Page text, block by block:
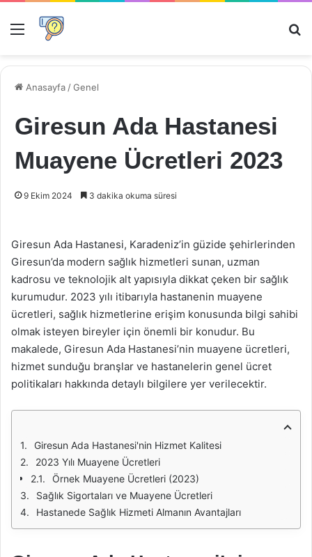
Menü
Anasayfa /Genel
Giresun Ada Hastanesi
Muayene Ücretleri 2023
9 Ekim 2024 3 dakika okuma süresi
Giresun Ada Hastanesi, Karadeniz’in güzide şehirlerinden
Giresun’da modern sağlık hizmetleri sunan, uzman
kadrosu ve teknolojik alt yapısıyla dikkat çeken bir sağlık
kurumudur. 2023 yılı itibarıyla hastanenin muayene
ücretleri, sağlık hizmetlerine erişim konusunda bilgi sahibi
olmak isteyen bireyler için önemli bir konudur. Bu
makalede, Giresun Ada Hastanesi’nin muayene ücretleri,
hizmet sunduğu branşlar ve hastanelerin genel ücret
politikaları hakkında detaylı bilgilere yer verilecektir.
Giresun Ada Hastanesi'nin Hizmet Kalitesi
2023 Yılı Muayene Ücretleri
Örnek Muayene Ücretleri (2023)
Sağlık Sigortaları ve Muayene Ücretleri
Hastanede Sağlık Hizmeti Almanın Avantajları